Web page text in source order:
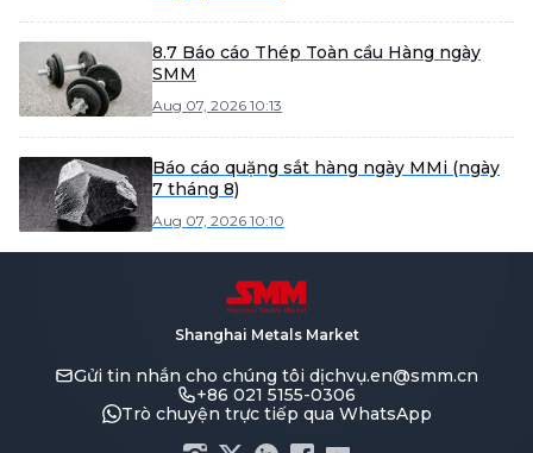
8.7 Báo cáo Thép Toàn cầu Hàng ngày
SMM
Aug 07, 2026 10:13
Báo cáo quặng sắt hàng ngày MMi (ngày
7 tháng 8)
Aug 07, 2026 10:10
Shanghai Metals Market
Gửi tin nhắn cho chúng tôi dịchvụ.en@smm.cn
+86 021 5155-0306
Trò chuyện trực tiếp qua WhatsApp